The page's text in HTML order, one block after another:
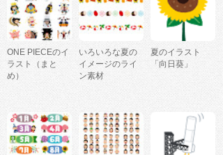
ONE PIECEのイ
ラスト（まと
め）
いろいろな夏の
イメージのライ
ン素材
夏のイラスト
「向日葵」